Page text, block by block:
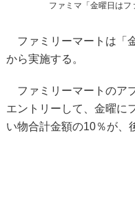
ファミマ「金曜日はフ
ファミリーマートは「
から実施する。
ファミリーマートのア
エントリーして、金曜に
い物合計金額の10％が、